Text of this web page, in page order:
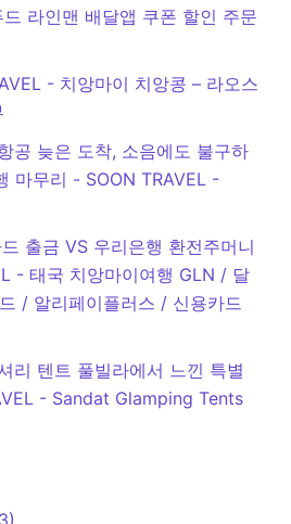
라인맨 배달앱 쿠폰 할인 주문
- 치앙마이 치앙콩 – 라오스
공 늦은 도착, 소음에도 불구하
마무리 - SOON TRAVEL -
출금 VS 우리은행 환전주머니
- 태국 치앙마이여행 GLN / 달
/ 알리페이플러스 / 신용카드
리 텐트 풀빌라에서 느낀 특별
- Sandat Glamping Tents